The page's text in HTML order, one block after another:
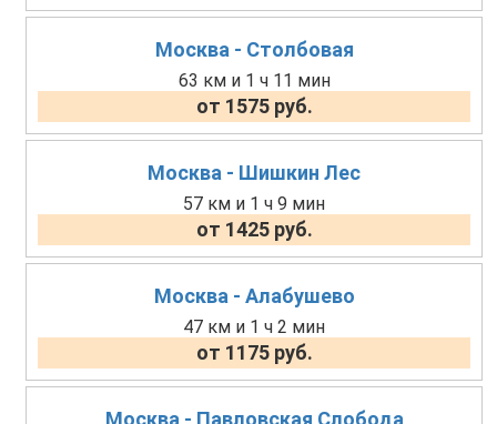
Москва - Столбовая
63 км и 1 ч 11 мин
от 1575 руб.
Москва - Шишкин Лес
57 км и 1 ч 9 мин
от 1425 руб.
Москва - Алабушево
47 км и 1 ч 2 мин
от 1175 руб.
Москва - Павловская Слобода